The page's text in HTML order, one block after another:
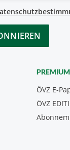
PREMIUM
ÖVZ E-
ÖVZ